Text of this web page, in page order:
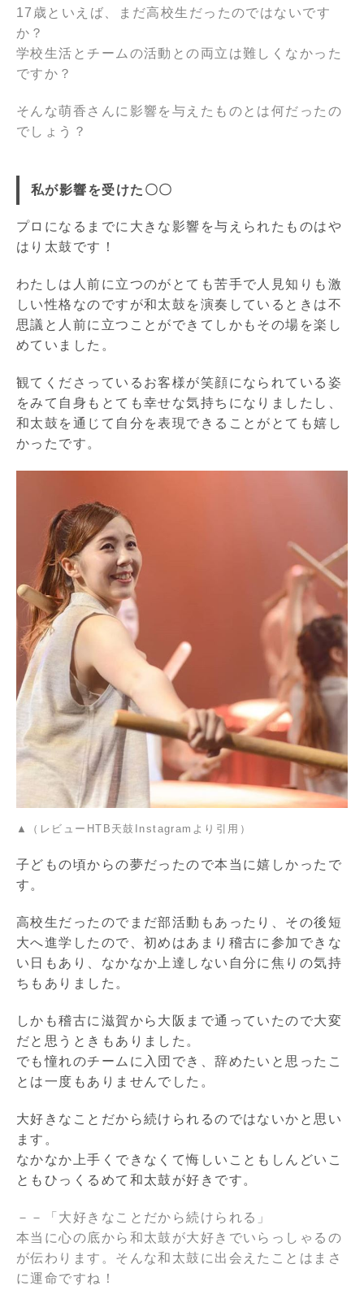
17歳といえば、まだ高校生だったのではないです
か？
学校生活とチームの活動との両立は難しくなかった
ですか？
そんな萌香さんに影響を与えたものとは何だったの
でしょう？
私が影響を受けた〇〇
プロになるまでに大きな影響を与えられたものはや
はり太鼓です！
わたしは人前に立つのがとても苦手で人見知りも激
しい性格なのですが和太鼓を演奏しているときは不
思議と人前に立つことができてしかもその場を楽し
めていました。
観てくださっているお客様が笑顔になられている姿
をみて自身もとても幸せな気持ちになりましたし、
和太鼓を通じて自分を表現できることがとても嬉し
かったです。
▲（レビューHTB天鼓Instagramより引用）
子どもの頃からの夢だったので本当に嬉しかったで
す。
高校生だったのでまだ部活動もあったり、その後短
大へ進学したので、初めはあまり稽古に参加できな
い日もあり、なかなか上達しない自分に焦りの気持
ちもありました。
しかも稽古に滋賀から大阪まで通っていたので大変
だと思うときもありました。
でも憧れのチームに入団でき、辞めたいと思ったこ
とは一度もありませんでした。
大好きなことだから続けられるのではないかと思い
ます。
なかなか上手くできなくて悔しいこともしんどいこ
ともひっくるめて和太鼓が好きです。
－－「大好きなことだから続けられる」
本当に心の底から和太鼓が大好きでいらっしゃるの
が伝わります。そんな和太鼓に出会えたことはまさ
に運命ですね！